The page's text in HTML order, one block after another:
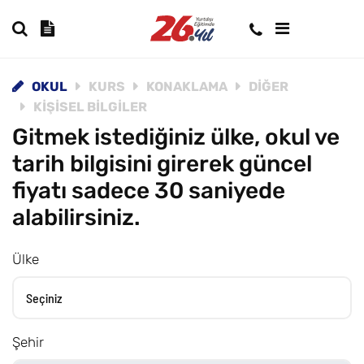
OKUL KURS KONAKLAMA
DIĞER
KIŞISEL BILGILER
Gitmek istediğiniz ülke, okul ve
tarih bilgisini girerek güncel
fiyatı sadece 30 saniyede
alabilirsiniz.
Ülke
Şehir